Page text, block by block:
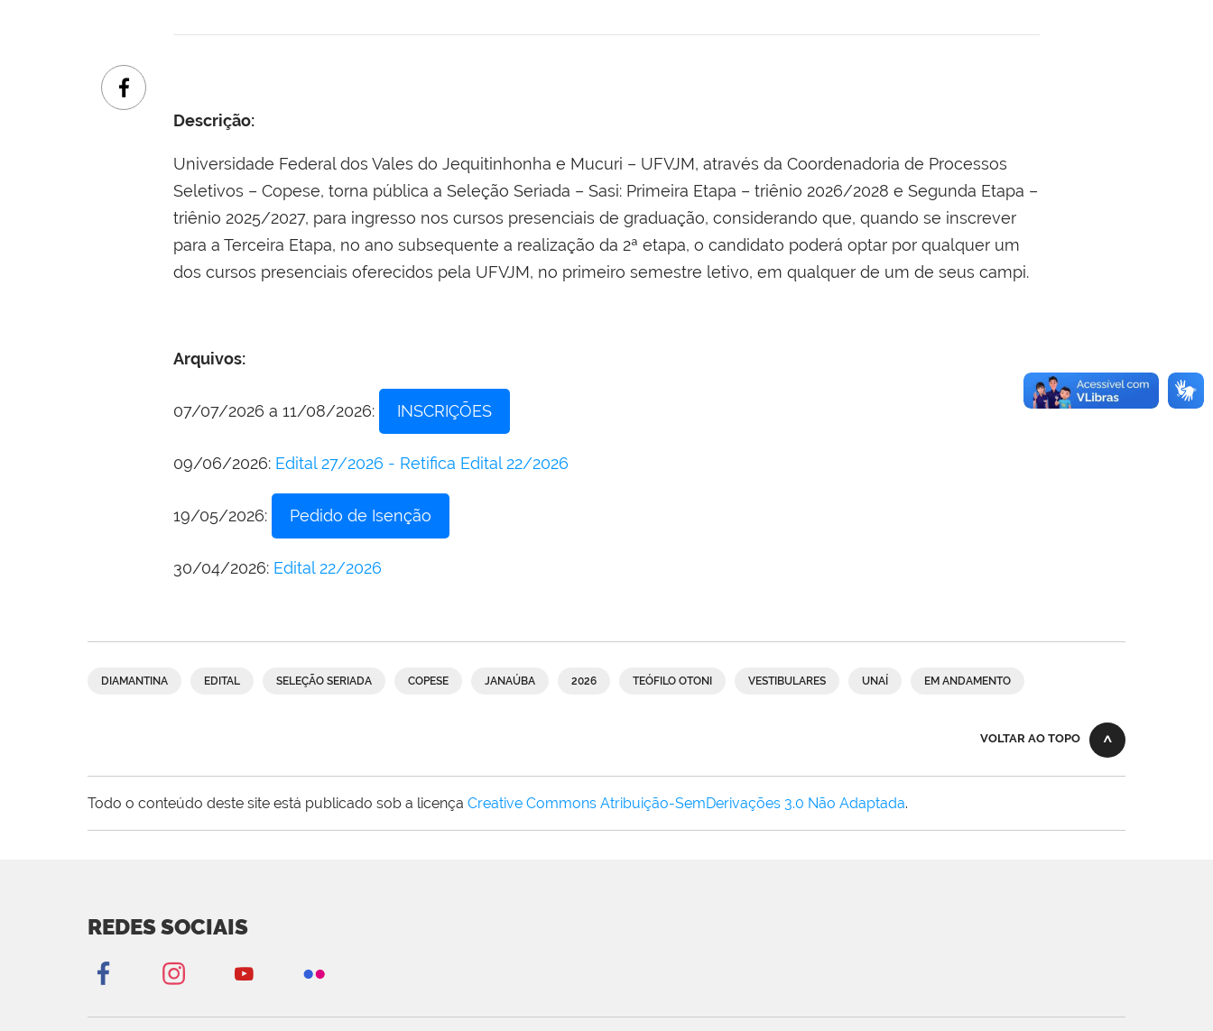
Descrição:
Universidade Federal dos Vales do Jequitinhonha e Mucuri – UFVJM, através da Coordenadoria de Processos
Seletivos – Copese, torna pública a Seleção Seriada – Sasi: Primeira Etapa – triênio 2026/2028 e Segunda Etapa –
triênio 2025/2027, para ingresso nos cursos presenciais de graduação, considerando que, quando se inscrever
para a Terceira Etapa, no ano subsequente a realização da 2ª etapa, o candidato poderá optar por qualquer um
dos cursos presenciais oferecidos pela UFVJM, no primeiro semestre letivo, em qualquer de um de seus campi.
Arquivos:
07/07/2026 a 11/08/2026: INSCRIÇÕES
09/06/2026: Edital 27/2026 - Retifica Edital 22/2026
19/05/2026: Pedido de Isenção
30/04/2026: Edital 22/2026
DIAMANTINA EDITAL SELEÇÃO SERIADA COPESE JANAÚBA 2026 TEÓFILO OTONI VESTIBULARES UNAÍ EM ANDAMENTO
VOLTAR AO TOPO
Todo o conteúdo deste site está publicado sob a licença Creative Commons Atribuição-SemDerivações 3.0 Não Adaptada.
REDES SOCIAIS